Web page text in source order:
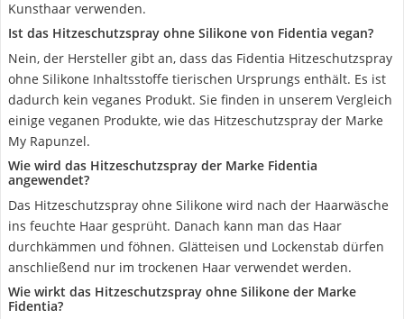
Kunsthaar verwenden.
Ist das Hitzeschutzspray ohne Silikone von Fidentia vegan?
Nein, der Hersteller gibt an, dass das Fidentia Hitzeschutzspray
ohne Silikone Inhaltsstoffe tierischen Ursprungs enthält. Es ist
dadurch kein veganes Produkt. Sie finden in unserem Vergleich
einige veganen Produkte, wie das Hitzeschutzspray der Marke
My Rapunzel.
Wie wird das Hitzeschutzspray der Marke Fidentia
angewendet?
Das Hitzeschutzspray ohne Silikone wird nach der Haarwäsche
ins feuchte Haar gesprüht. Danach kann man das Haar
durchkämmen und föhnen. Glätteisen und Lockenstab dürfen
anschließend nur im trockenen Haar verwendet werden.
Wie wirkt das Hitzeschutzspray ohne Silikone der Marke
Fidentia?